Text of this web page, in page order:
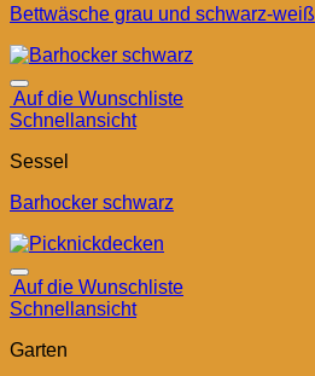
Bettwäsche grau und schwarz-weiß
Auf die Wunschliste
Schnellansicht
Sessel
Barhocker schwarz
Auf die Wunschliste
Schnellansicht
Garten